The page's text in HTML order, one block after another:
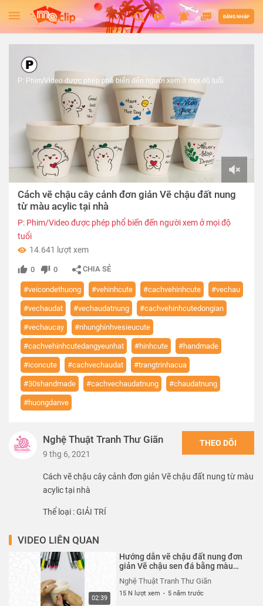
ĐĂNG NHẬP
02:51
P: Phim/Video được phép phổ biến đến người xem ở mọi độ tuổi
Cách vẽ chậu cây cảnh đơn giản Vẽ chậu đất nung
từ màu acylic tại nhà
P: Phim/Video được phép phổ biến đến người xem ở mọi độ
tuổi
14.641 lượt xem
0 0 CHIA SẺ
#veicondethuong #vehinhcute #cachvehinhcute #vechau
#vechaudat #vechaudatnung #cachvehinhcutedongian
#vechaucay #nhunghinhvesieucute
#cachvehinhcutedangyeunhat #hinhcute #handmade
#iconcute #cachvechaudat #trangtrinhacua
#30shandmade #cachvechaudatnung #chaudatnung
#huongdanve
Nghệ Thuật Tranh Thư Giãn
9 thg 6, 2021
THEO DÕI
Cách vẽ chậu cây cảnh đơn giản Vẽ chậu đất nung từ màu
acylic tại nhà
Thể loại :GIẢI TRÍ
VIDEO LIÊN QUAN
02:39
Hướng dẫn vẽ chậu đất nung đơn
giản Vẽ chậu sen đá bằng màu
Nghệ Thuật Tranh Thư Giãn
15 N lượt xem - 5 năm trước